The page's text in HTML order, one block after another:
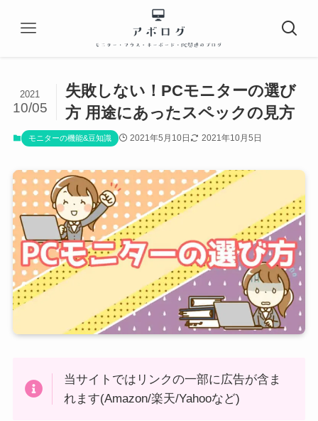
失敗しない！PCモニターの選び
方 用途にあったスペックの見方
2021
10/05
モニターの機能&豆知識 2021年5月10日 2021年10月5日
当サイトではリンクの一部に広告が含ま
れます(Amazon/楽天/Yahooなど)